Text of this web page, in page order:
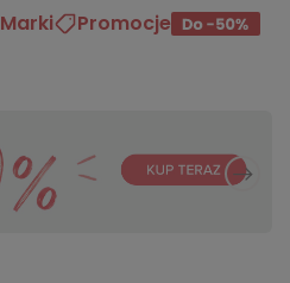
Marki Promocje